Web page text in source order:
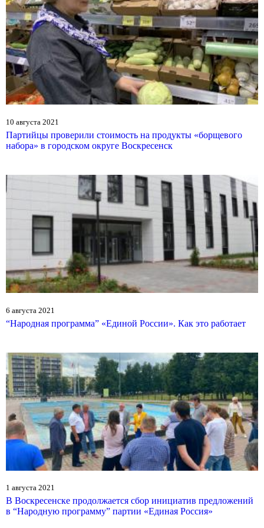
10 августа 2021
Партийцы проверили стоимость на продукты «борщевого
набора» в городском округе Воскресенск
6 августа 2021
“Народная программа” «Единой России». Как это работает
1 августа 2021
В Воскресенске продолжается сбор инициатив предложений
в “Народную программу” партии «Единая Россия»